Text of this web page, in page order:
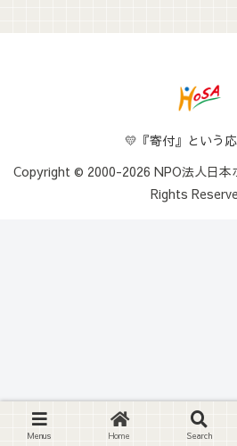
💛『寄付』という
Copyright © 2000-2026 NPO法人日本
Rights
Menus Home Search